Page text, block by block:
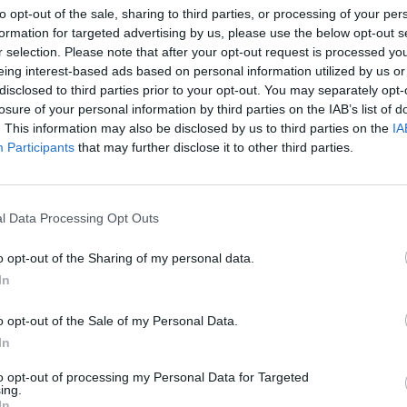
opt-out of the sale, sharing to third parties, or processing of your
for targeted advertising by us, please use the below opt-out
selection. Please note that after your opt-out request is processed
interest-based ads based on personal information utilized by us
to third parties prior to your opt-out. You may separately
of your personal information by third parties on the IAB’s list of
This information may also be disclosed by us to third parties on the
Participants that may further disclose it to other third parties.
Data Processing Opt Outs
opt-out of the Sharing of my personal data.
opt-out of the Sale of my Personal Data.
opt-out of processing my Personal Data for Targeted
ENDLESS EC: Το Μαλακτικό
#goodmood Dream+ Pouch
αναδείχθηκε «Προϊόν της Χρονιάς
2026»
08/04/2026 - 14:25
Hellas: Διπλή
Προϊόν της Χρονιάς 2026: Η
μεγάλοι νικητές